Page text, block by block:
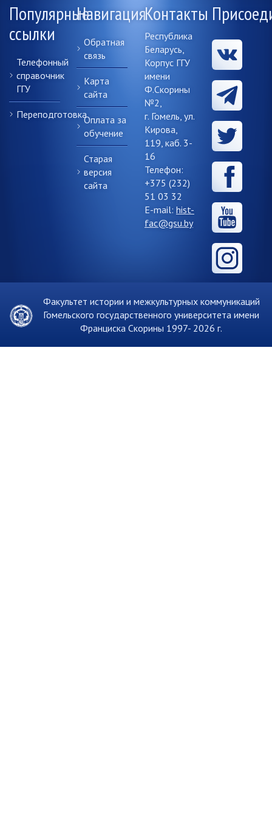
Популярные
ссылки
Телефонный
справочник
ГГУ
Переподготовка
Навигация
Обратная
связь
Карта
сайта
Оплата за
обучение
Старая
версия
сайта
Контакты
Республика
Беларусь,
Корпус ГГУ
имени
Ф.Скорины
№2,
г. Гомель, ул.
Кирова,
119, каб. 3-
16
Телефон:
+375 (232)
51 03 32
E-mail: hist-
fac@gsu.by
Факультет истории и межкультурных коммуникаций
Гомельского государственного университета имени
Франциска Скорины 1997- 2026 г.